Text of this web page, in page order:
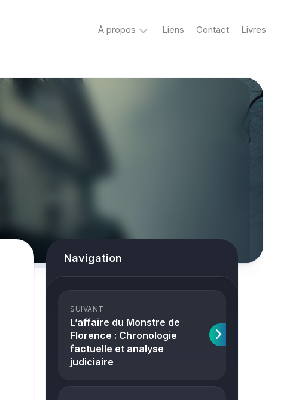
À propos
&
True
Liens Contact Livres
Navigation
SUIVANT
L’affaire du Monstre de
Florence : Chronologie
factuelle et analyse
judiciaire